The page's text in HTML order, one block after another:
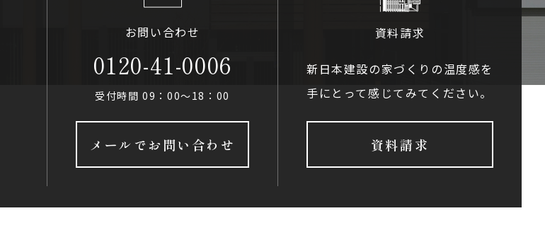
お問い合わせ
0120-41-0006
受付時間 09：00〜18：00
メールでお問い合わせ
資料請求
新日本建設の家づくりの温度感を
手にとって感じてみてください。
資料請求